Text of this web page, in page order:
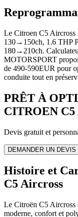
Le Citroen C5 Aircross
130→150ch, 1.6 THP
180→210ch.
MOTORSPORT
de 490-590EUR pour
conduite tout en
PRÊT À
CITROEN
Devis gratuit et
DEMANDER UN DEVIS
Histoire et
C5 Aircross
Le Citroën C5 Aircross
moderne, confort et